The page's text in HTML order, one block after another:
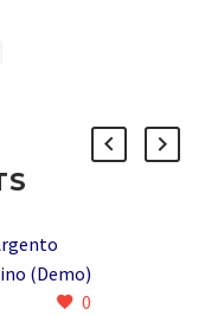
(Demo)
e un
0